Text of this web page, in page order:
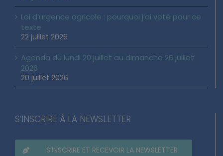
Loi d’urgence agricole : pourquoi j’ai voté pour ce
texte
22 juillet 2026
Agenda du lundi 20 juillet au dimanche 26 juillet
2026
20 juillet 2026
S’INSCRIRE À LA NEWSLETTER
S’INSCRIRE ET RECEVOIR LA NEWSLETTER